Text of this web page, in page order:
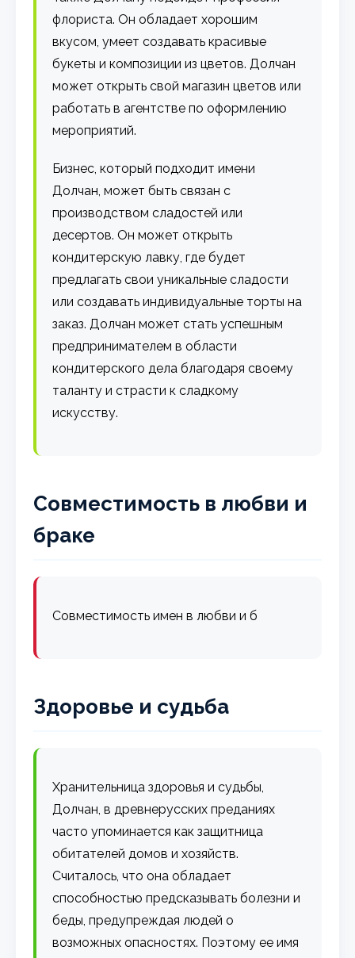
флориста. Он обладает хорошим
вкусом, умеет создавать красивые
букеты и композиции из цветов. Долчан
может открыть свой магазин цветов или
работать в агентстве по оформлению
мероприятий.
Бизнес, который подходит имени
Долчан, может быть связан с
производством сладостей или
десертов. Он может открыть
кондитерскую лавку, где будет
предлагать свои уникальные сладости
или создавать индивидуальные торты на
заказ. Долчан может стать успешным
предпринимателем в области
кондитерского дела благодаря своему
таланту и страсти к сладкому
искусству.
Совместимость в любви и
браке
Совместимость имен в любви и б
Здоровье и судьба
Хранительница здоровья и судьбы,
Долчан, в древнерусских преданиях
часто упоминается как защитница
обитателей домов и хозяйств.
Считалось, что она обладает
способностью предсказывать болезни и
беды, предупреждая людей о
возможных опасностях. Поэтому ее имя